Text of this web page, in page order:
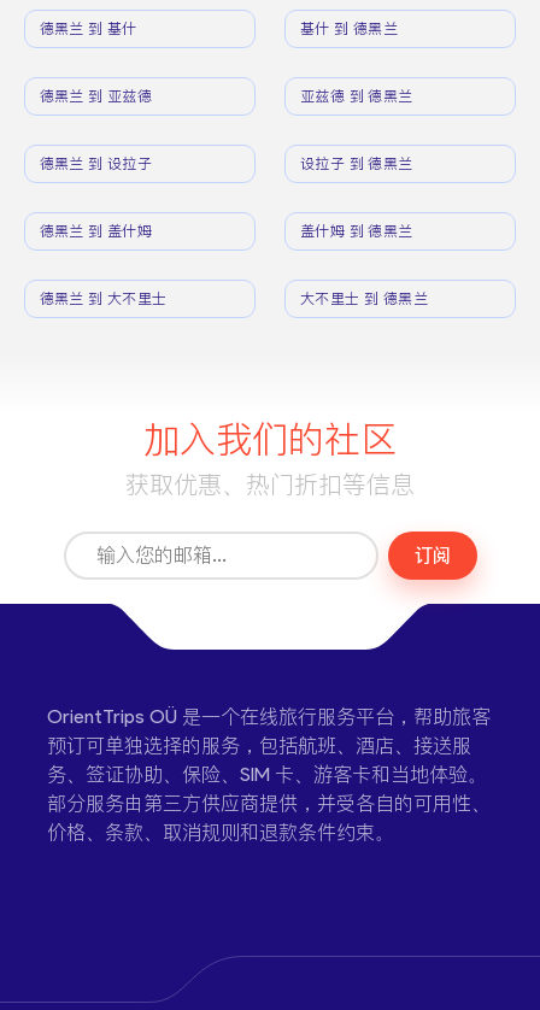
德黑兰 到 基什 基什 到 德黑兰
德黑兰 到 亚兹德 亚兹德 到 德黑兰
德黑兰 到 设拉子 设拉子 到 德黑兰
德黑兰 到 盖什姆 盖什姆 到 德黑兰
德黑兰 到 大不里士 大不里士 到 德黑兰
加入我们的社区
获取优惠、热门折扣等信息
订阅
OrientTrips OÜ 是一个在线旅行服务平台，帮助旅客
预订可单独选择的服务，包括航班、酒店、接送服
务、签证协助、保险、SIM 卡、游客卡和当地体验。
部分服务由第三方供应商提供，并受各自的可用性、
价格、条款、取消规则和退款条件约束。